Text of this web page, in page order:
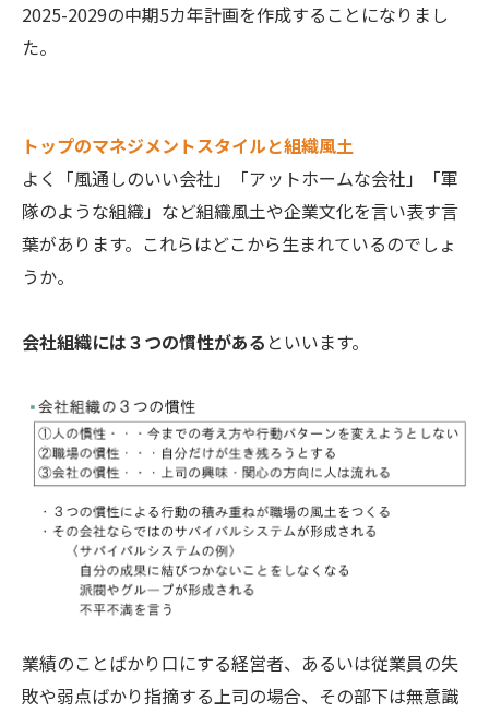
2025-2029の中期5カ年計画を作成することになりまし
た。
トップのマネジメントスタイルと組織風土
よく「風通しのいい会社」「アットホームな会社」「軍
隊のような組織」など組織風土や企業文化を言い表す言
葉があります。これらはどこから生まれているのでしょ
うか。
会社組織には３つの慣性がある といいます。
業績のことばかり口にする経営者、あるいは従業員の失
敗や弱点ばかり指摘する上司の場合、その部下は無意識